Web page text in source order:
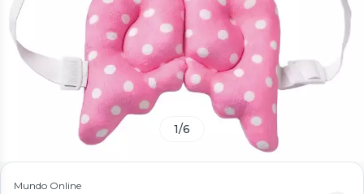
1/6
Mundo Online